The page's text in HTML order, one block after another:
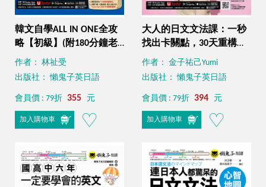
韓文自學ALL IN ONE全攻
略【初級】(附180分鐘老
師真人教學文法影片+最強
背單字神器字卡+40音筆順
含VRP虛擬點讀筆)
作者： 林祉受
出版社： 懶鬼子英日語
會員價 : 79折 355 元
加入購物車
大人的日文文法課：一秒
找出卡關點，30天重構日
文腦！(附30堂Yumi老師親
自教學文法學習影片+
虛擬點讀筆)
作者： 金子祐己Yumi
出版社： 懶鬼子英日語
會員價 : 79折 394 元
加入購物車